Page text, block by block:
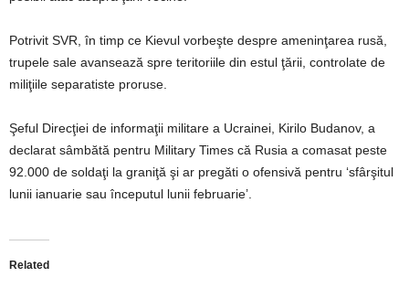
Potrivit SVR, în timp ce Kievul vorbeşte despre ameninţarea rusă,
trupele sale avansează spre teritoriile din estul ţării, controlate de
miliţiile separatiste proruse.
Şeful Direcţiei de informaţii militare a Ucrainei, Kirilo Budanov, a
declarat sâmbătă pentru Military Times că Rusia a comasat peste
92.000 de soldaţi la graniţă şi ar pregăti o ofensivă pentru ‘sfârşitul
lunii ianuarie sau începutul lunii februarie’.
Related